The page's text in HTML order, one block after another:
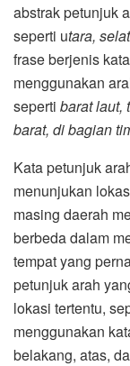
abstrak petunjuk
seperti utara,
frase berjenis
menggunakan
seperti barat laut,
barat, di bagian
Kata petunjuk
menunjukan
masing daerah
berbeda dalam
tempat yang
petunjuk arah
lokasi tertentu,
menggunakan
belakang, atas,